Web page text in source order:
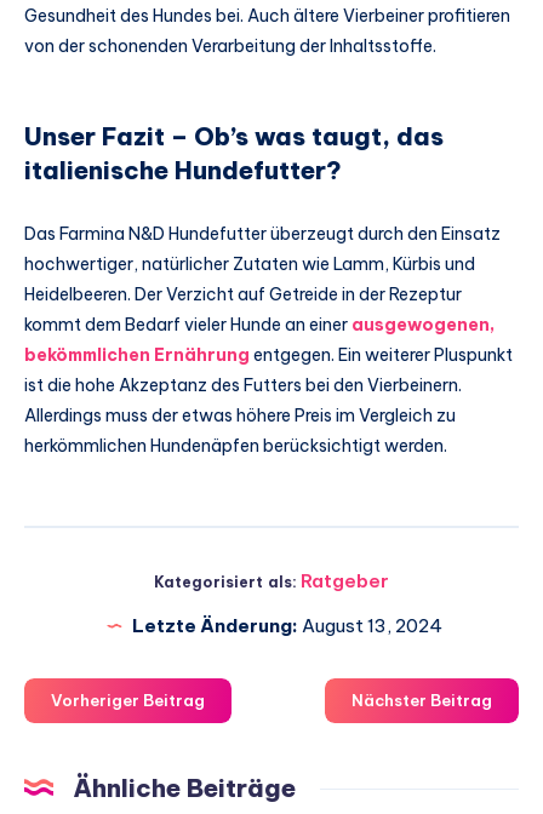
Gesundheit des Hundes bei. Auch ältere Vierbeiner profitieren
von der schonenden Verarbeitung der Inhaltsstoffe.
Unser Fazit – Ob’s was taugt, das
italienische Hundefutter?
Das Farmina N&D Hundefutter überzeugt durch den Einsatz
hochwertiger, natürlicher Zutaten wie Lamm, Kürbis und
Heidelbeeren. Der Verzicht auf Getreide in der Rezeptur
kommt dem Bedarf vieler Hunde an einer ausgewogenen,
bekömmlichen Ernährung entgegen. Ein weiterer Pluspunkt
ist die hohe Akzeptanz des Futters bei den Vierbeinern.
Allerdings muss der etwas höhere Preis im Vergleich zu
herkömmlichen Hundenäpfen berücksichtigt werden.
Kategorisiert als: Ratgeber
Letzte Änderung: August 13, 2024
Vorheriger Beitrag Nächster Beitrag
Ähnliche Beiträge